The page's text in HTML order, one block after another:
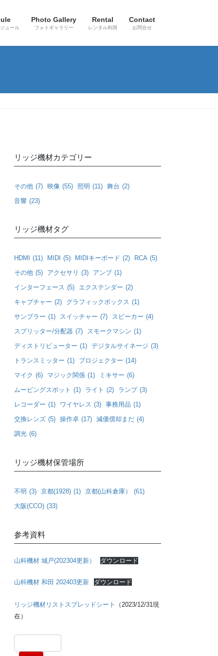
ュール
Photo Gallery
フォトギャラリー
Rental
レンタル利用
Contact
お問合せ
リッジ機材カテゴリー
その他 (7) 映像 (55) 照明 (11) 舞台 (2)
音響 (23)
リッジ機材タグ
HDMI (11) MIDI (5) MIDIキーボード (2) RCA (5)
その他 (5) アクセサリ (3) アンプ (1)
インターフェース (5) エクステンダー (2)
キャプチャー (2) グラフィックボックス (1)
サンプラー (1) スイッチャー (7) スピーカー (4)
スプリッター/分配器 (7) スモークマシン (1)
ディストリビューター (1) デジタルサイネージ (3)
トランスミッター (1) プロジェクター (14)
マイク (6) マジック関係 (1) ミキサー (6)
ムービングスポット (1) ライト (2) ランプ (3)
レコーダー (1) ワイヤレス (3) 事務用品 (1)
交換レンズ (5) 操作卓 (17) 減価償却まだ (4)
調光 (6)
リッジ機材保管場所
不明 (3) 京都(1928) (1) 京都(山科倉庫）
(61)
大阪(CCO) (33)
参考資料
山科機材 城戸(202304更新） ダウンロード
山科機材 和田 202403更新 ダウンロード
リッジ機材リストスプレッドシート
（2023/12/31現
在）